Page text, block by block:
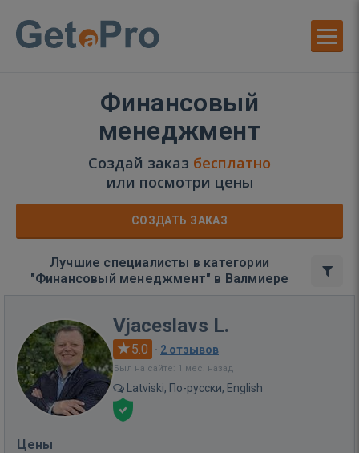
Финансовый
менеджмент
Создай заказ бесплатно
или посмотри цены
СОЗДАТЬ ЗАКАЗ
Лучшие специалисты в категории
"Финансовый менеджмент" в Валмиере
Vjaceslavs L.
5.0 · 2 отзывов
Был на сайте: 1 мес. назад
Latviski, По-русски, English
Цены